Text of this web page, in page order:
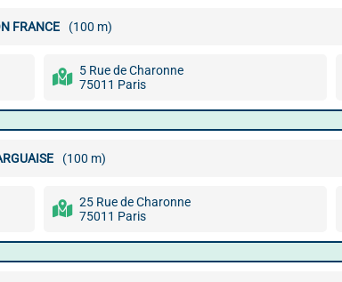
FRANCE (100 m)
5 Rue de Charonne
75011 Paris
(100 m)
25 Rue de Charonne
75011 Paris